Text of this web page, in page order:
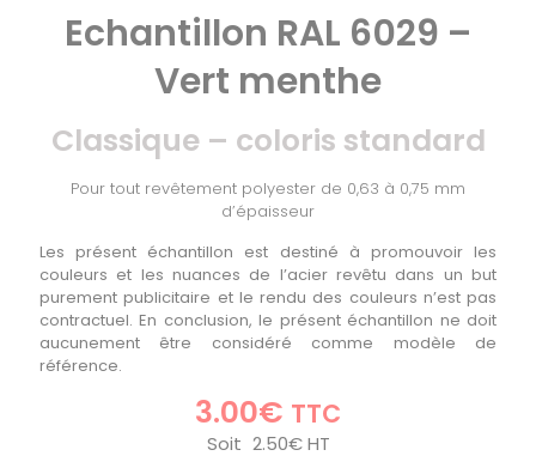
Echantillon RAL 6029 –
Vert menthe
Classique – coloris standard
Pour tout revêtement polyester de 0,63 à 0,75 mm
d’épaisseur
Les présent échantillon est destiné à promouvoir les
couleurs et les nuances de l’acier revêtu dans un but
purement publicitaire et le rendu des couleurs n’est pas
contractuel. En conclusion, le présent échantillon ne doit
aucunement être considéré comme modèle de
référence.
3.00€ TTC
Soit 2.50€HT